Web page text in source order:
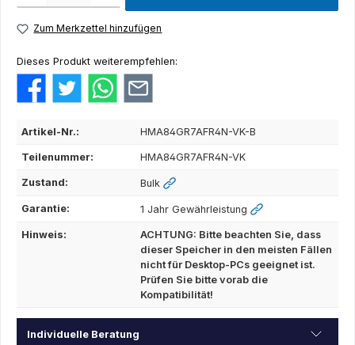
Zum Merkzettel hinzufügen
Dieses Produkt weiterempfehlen:
Artikel-Nr.: HMA84GR7AFR4N-VK-B
Teilenummer: HMA84GR7AFR4N-VK
Zustand: Bulk
Garantie: 1 Jahr Gewährleistung
Hinweis:
ACHTUNG: Bitte beachten Sie, dass
dieser Speicher in den meisten Fällen
nicht für Desktop-PCs geeignet ist.
Prüfen Sie bitte vorab die
Kompatibilität!
Individuelle Beratung